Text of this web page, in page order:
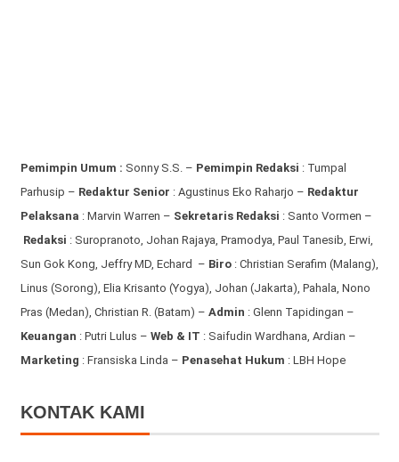
Pemimpin Umum : Sonny S.S. – Pemimpin Redaksi : Tumpal
Parhusip – Redaktur Senior : Agustinus Eko Raharjo – Redaktur
Pelaksana : Marvin Warren – Sekretaris Redaksi : Santo Vormen –
Redaksi : Suropranoto, Johan Rajaya, Pramodya, Paul Tanesib, Erwi,
Sun Gok Kong, Jeffry MD, Echard – Biro: Christian Serafim (Malang),
Linus (Sorong), Elia Krisanto (Yogya), Johan (Jakarta), Pahala, Nono
Pras (Medan), Christian R. (Batam) – Admin : Glenn Tapidingan –
Keuangan : Putri Lulus – Web & IT : Saifudin Wardhana, Ardian –
Marketing : Fransiska Linda – Penasehat Hukum : LBH Hope
KONTAK KAMI